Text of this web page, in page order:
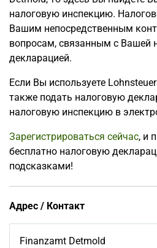
налоговую инспекцию.
Вашим непосредственным
вопросам, связанным с Вашей
декларацией.
Если Вы используете
также подать налоговую
налоговую инспекцию в
Зарегистрироваться сейчас, и
бесплатно налоговую
подсказками!
Адрес / Контакт
Finanzamt Detmold